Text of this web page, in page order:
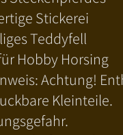
Stickerei
Teddyfell
Hobby Horsing
Achtung!
Kleinteile.